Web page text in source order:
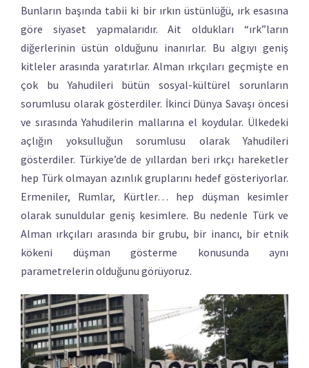
Bunların başında tabii ki bir ırkın üstünlüğü, ırk esasına
göre siyaset yapmalarıdır. Ait oldukları “ırk”ların
diğerlerinin üstün olduğunu inanırlar. Bu algıyı geniş
kitleler arasında yaratırlar. Alman ırkçıları geçmişte en
çok bu Yahudileri bütün sosyal-kültürel sorunların
sorumlusu olarak gösterdiler. İkinci Dünya Savaşı öncesi
ve sırasında Yahudilerin mallarına el koydular. Ülkedeki
açlığın yoksulluğun sorumlusu olarak Yahudileri
gösterdiler. Türkiye’de de yıllardan beri ırkçı hareketler
hep Türk olmayan azınlık gruplarını hedef gösteriyorlar.
Ermeniler, Rumlar, Kürtler… hep düşman kesimler
olarak sunuldular geniş kesimlere. Bu nedenle Türk ve
Alman ırkçıları arasında bir grubu, bir inancı, bir etnik
kökeni düşman gösterme konusunda aynı
parametrelerin olduğunu görüyoruz.